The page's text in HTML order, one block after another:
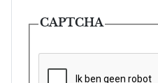
CAPTCHA